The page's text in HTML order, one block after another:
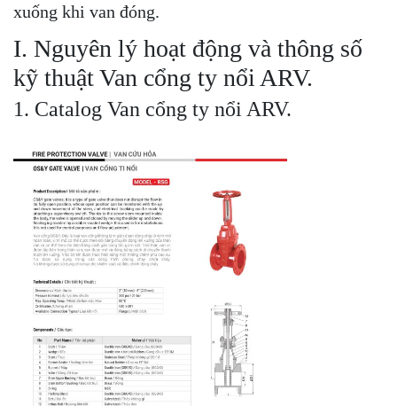
xuống khi van đóng.
I. Nguyên lý hoạt động và thông số
kỹ thuật Van cổng ty nổi ARV.
1. Catalog Van cổng ty nổi ARV.